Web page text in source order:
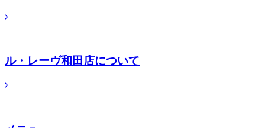
ル・レーヴ和田店について